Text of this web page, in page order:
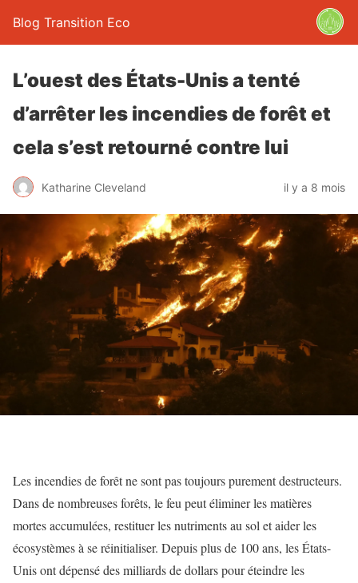
Blog Transition Eco
L’ouest des États-Unis a tenté
d’arrêter les incendies de forêt et
cela s’est retourné contre lui
Katharine Cleveland il y a 8 mois
Les incendies de forêt ne sont pas toujours purement destructeurs.
Dans de nombreuses forêts, le feu peut éliminer les matières
mortes accumulées, restituer les nutriments au sol et aider les
écosystèmes à se réinitialiser. Depuis plus de 100 ans, les États-
Unis ont dépensé des milliards de dollars pour éteindre les